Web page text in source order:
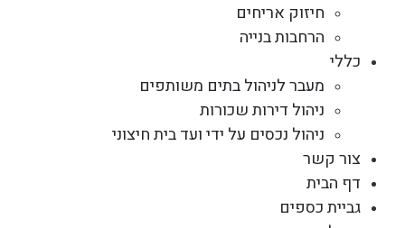
חיזוק אריחים
הרחבות בנייה
כללי
מעבר לניהול בתים משותפים
ניהול דירות שכורות
ניהול נכסים על ידי ועד בית חיצוני
צור קשר
דף הבית
גביית כספים